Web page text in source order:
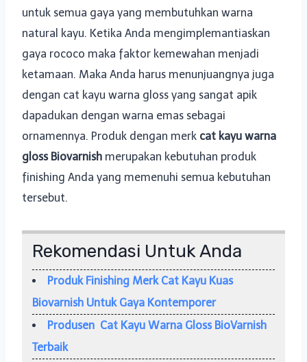
untuk semua gaya yang membutuhkan warna
natural kayu. Ketika Anda mengimplemantiaskan
gaya rococo maka faktor kemewahan menjadi
ketamaan. Maka Anda harus menunjuangnya juga
dengan cat kayu warna gloss yang sangat apik
dapadukan dengan warna emas sebagai
ornamennya. Produk dengan merk cat kayu warna
gloss Biovarnish merupakan kebutuhan produk
finishing Anda yang memenuhi semua kebutuhan
tersebut.
Rekomendasi Untuk Anda
Produk Finishing Merk Cat Kayu Kuas
Biovarnish Untuk Gaya Kontemporer
Produsen Cat Kayu Warna Gloss BioVarnish
Terbaik